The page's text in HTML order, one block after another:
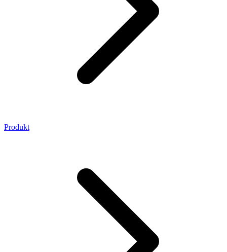
Produkt